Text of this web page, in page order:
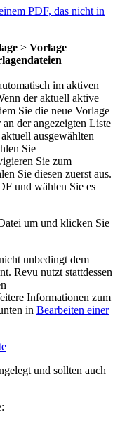
PDF, das nicht in
> Vorlage
im aktiven
der aktuell aktive
Sie die neue Vorlage
der angezeigten Liste
ausgewählten
Sie
Sie zum
Sie diesen zuerst aus.
und wählen Sie es
um und klicken Sie
unbedingt dem
Revu nutzt stattdessen
Informationen zum
in Bearbeiten einer
und sollten auch